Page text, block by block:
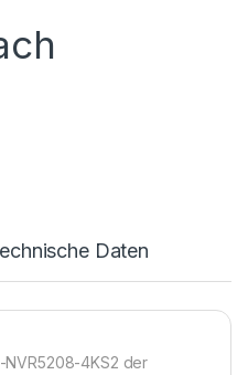
Daten
NVR5208-4KS2 der